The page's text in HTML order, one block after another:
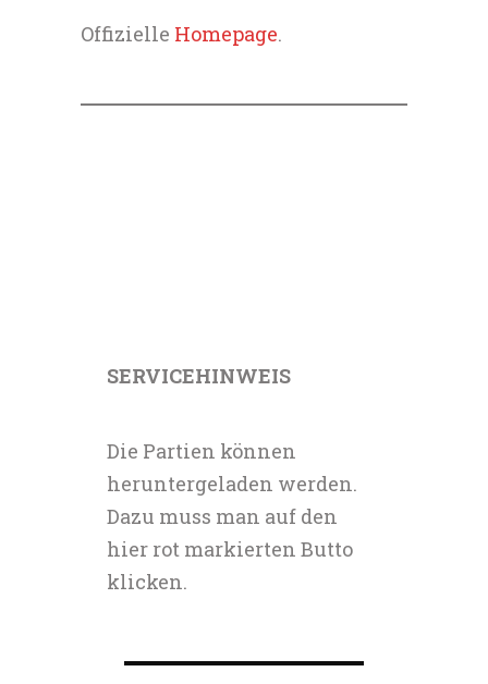
Offizielle Homepage.
SERVICEHINWEIS
Die Partien können
heruntergeladen werden.
Dazu muss man auf den
hier rot markierten Butto
klicken.